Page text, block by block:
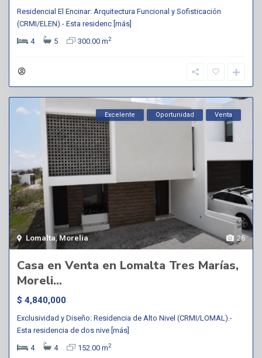
Residencial El Encinar: Arquitectura Funcional y Sofisticación
(CRMI/ELEN).- Esta residenc [más]
4
5 300.00 m2
26
Lomalta,Morelia
Excelente Oportunidad Venta
Casa en Venta en Lomalta Tres Marías,
Moreli...
$ 4,840,000
Exclusividad y Diseño: Residencia de Alto Nivel (CRMI/LOMAL).-
Esta residencia de dos nive [más]
4
4 152.00 m2